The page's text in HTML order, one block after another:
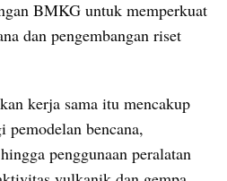
BMKG untuk memperkuat
dan pengembangan riset
kerja sama itu mencakup
pemodelan bencana,
penggunaan peralatan